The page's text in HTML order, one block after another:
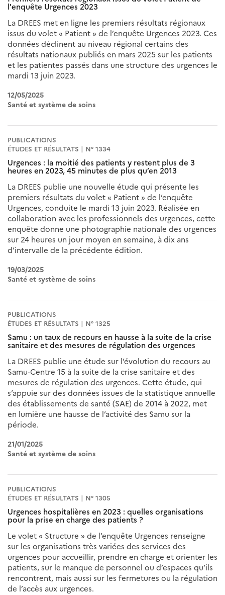
l'enquête Urgences 2023
La DREES met en ligne les premiers résultats régionaux
issus du volet « Patient » de l’enquête Urgences 2023. Ces
données déclinent au niveau régional certains des
résultats nationaux publiés en mars 2025 sur les patients
et les patientes passés dans une structure des urgences le
mardi 13 juin 2023.
12/05/2025
Santé et système de soins
PUBLICATIONS
ÉTUDES ET RÉSULTATS | N° 1334
Urgences : la moitié des patients y restent plus de 3
heures en 2023, 45 minutes de plus qu’en 2013
La DREES publie une nouvelle étude qui présente les
premiers résultats du volet « Patient » de l’enquête
Urgences, conduite le mardi 13 juin 2023. Réalisée en
collaboration avec les professionnels des urgences, cette
enquête donne une photographie nationale des urgences
sur 24 heures un jour moyen en semaine, à dix ans
d’intervalle de la précédente édition.
19/03/2025
Santé et système de soins
PUBLICATIONS
ÉTUDES ET RÉSULTATS | N° 1325
Samu : un taux de recours en hausse à la suite de la crise
sanitaire et des mesures de régulation des urgences
La DREES publie une étude sur l’évolution du recours au
Samu-Centre 15 à la suite de la crise sanitaire et des
mesures de régulation des urgences. Cette étude, qui
s’appuie sur des données issues de la statistique annuelle
des établissements de santé (SAE) de 2014 à 2022, met
en lumière une hausse de l’activité des Samu sur la
période.
21/01/2025
Santé et système de soins
PUBLICATIONS
ÉTUDES ET RÉSULTATS | N° 1305
Urgences hospitalières en 2023 : quelles organisations
pour la prise en charge des patients ?
Le volet « Structure » de l’enquête Urgences renseigne
sur les organisations très variées des services des
urgences pour accueillir, prendre en charge et orienter les
patients, sur le manque de personnel ou d’espaces qu’ils
rencontrent, mais aussi sur les fermetures ou la régulation
de l’accès aux urgences.